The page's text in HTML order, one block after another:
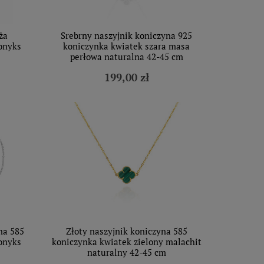
Srebrny naszyjnik koniczyna 925
koniczynka kwiatek szara masa
perłowa naturalna 42-45 cm
199,00 zł
585
Złoty naszyjnik koniczyna 585
koniczynka kwiatek zielony malachit
naturalny 42-45 cm